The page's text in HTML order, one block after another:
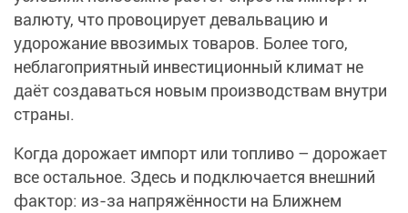
валюту, что провоцирует девальвацию и
удорожание ввозимых товаров. Более того,
неблагоприятный инвестиционный климат не
даёт создаваться новым производствам внутри
страны.
Когда дорожает импорт или топливо – дорожает
все остальное. Здесь и подключается внешний
фактор: из-за напряжённости на Ближнем